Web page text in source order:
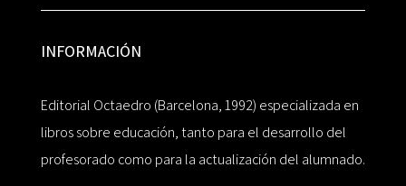
INFORMACIÓN
Editorial Octaedro (Barcelona, 1992) especializada en
libros sobre educación, tanto para el desarrollo del
profesorado como para la actualización del alumnado.